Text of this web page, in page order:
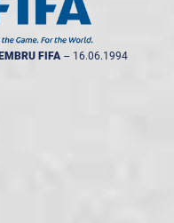
FIFA -- 16.06.1994